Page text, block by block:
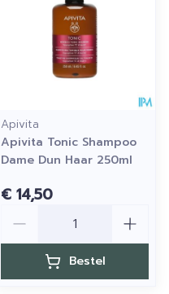
Apivita
Apivita Tonic Shampoo
Dame Dun Haar 250ml
€ 14,50
Bestel